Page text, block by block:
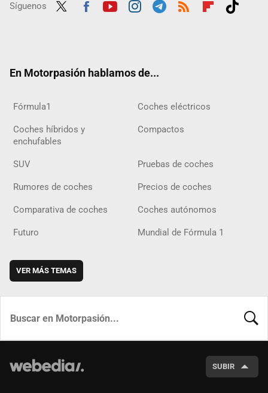
Síguenos
En Motorpasión hablamos de...
Fórmula1 Coches eléctricos
Coches híbridos y
enchufables
Compactos
SUV Pruebas de coches
Rumores de coches Precios de coches
Comparativa de coches Coches autónomos
Futuro Mundial de Fórmula 1
VER MÁS TEMAS
SUBIR